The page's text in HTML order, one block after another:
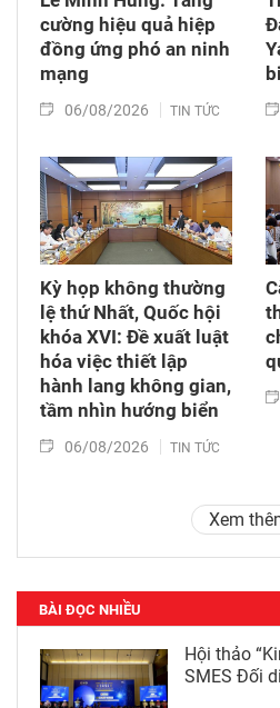
cường hiệu quả hiệp
đồng ứng phó an ninh
mạng
06/08/2026 TIN TỨC
Kỳ họp không thường
lệ thứ Nhất, Quốc hội
khóa XVI: Đề xuất luật
hóa việc thiết lập
hành lang không gian,
tầm nhìn hướng biển
06/08/2026 TIN TỨC
Xem
BÀI ĐỌC NHIỀU
Hội thảo
SMES Đối